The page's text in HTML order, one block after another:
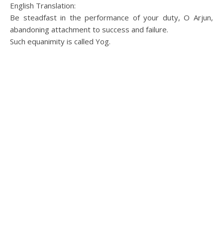
English Translation:
Be steadfast in the performance of your duty, O Arjun,
abandoning attachment to success and failure.
Such equanimity is called Yog.